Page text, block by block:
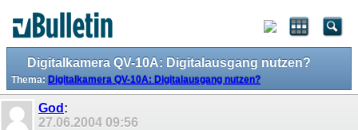
Digitalkamera QV-10A: Digitalausgang nutzen?
Thema: Digitalkamera QV-10A: Digitalausgang nutzen?
God :
27.06.2004 09:56